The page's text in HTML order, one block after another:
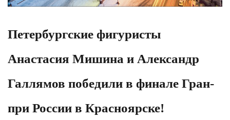
Петербургские фигуристы
Анастасия Мишина и Александр
Галлямов победили в финале Гран-
при России в Красноярске!